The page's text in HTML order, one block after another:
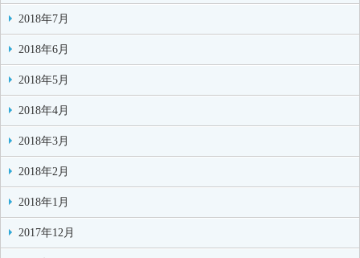
2018年7月
2018年6月
2018年5月
2018年4月
2018年3月
2018年2月
2018年1月
2017年12月